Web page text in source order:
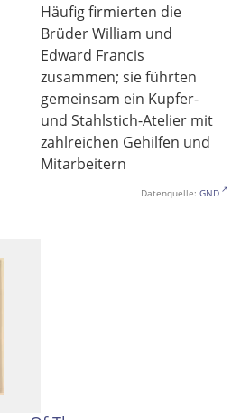
Häufig firmierten die
Brüder William und
Edward Francis
zusammen; sie führten
gemeinsam ein Kupfer-
und Stahlstich-Atelier mit
zahlreichen Gehilfen und
Mitarbeitern
Datenquelle: GND